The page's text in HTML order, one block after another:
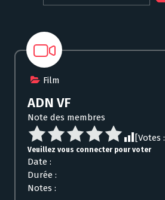
Film
ADN VF
Note des membres
[Votes :
Veuillez vous connecter pour voter
Date :
Durée :
Notes :